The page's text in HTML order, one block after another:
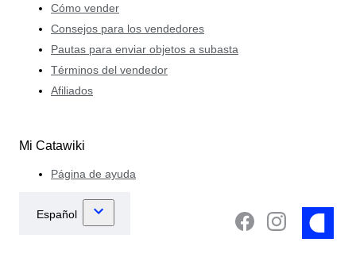
Cómo vender
Consejos para los vendedores
Pautas para enviar objetos a subasta
Términos del vendedor
Afiliados
Mi Catawiki
Página de ayuda